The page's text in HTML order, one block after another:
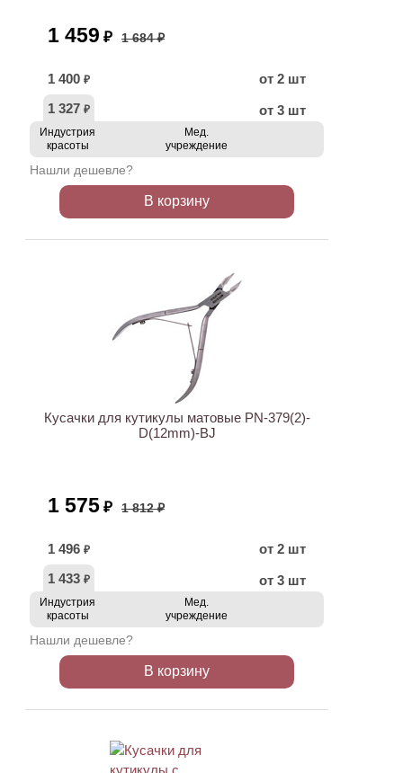
1 459 ₽ 1 684 ₽
1 400 ₽
от 2 шт
1 327 ₽ от 3 шт
Индустрия
красоты
Мед.
учреждение
Нашли дешевле?
В корзину
Кусачки для кутикулы матовые PN-379(2)-
D(12mm)-BJ
1 575 ₽ 1 812 ₽
1 496 ₽
от 2 шт
1 433 ₽ от 3 шт
Индустрия
красоты
Мед.
учреждение
Нашли дешевле?
В корзину